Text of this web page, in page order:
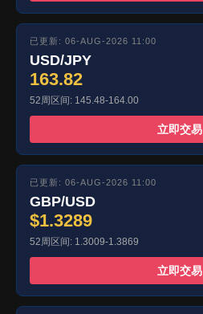
已更新: 06-AUG-2026 11:00
USD/JPY
163.82
52周区间: 145.48-164.00
立即交易
已更新: 06-AUG-2026 11:00
GBP/USD
$1.3289
52周区间: 1.3009-1.3869
立即交易